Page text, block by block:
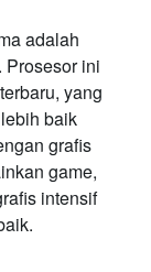
adalah
Prosesor ini
yang
baik
grafis
game,
intensif